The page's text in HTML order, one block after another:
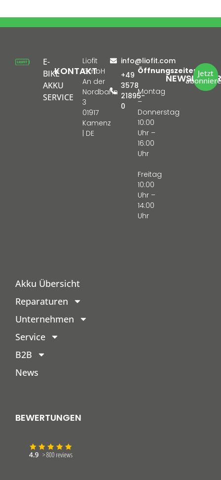
E-
BIKE
AKKU
SERVICE
KONTAKT
Liofit
GmbH
An der
Nordbahn
3
01917
Kamenz
| DE
info@liofit.com
+49
3578
21895-
0
Öffnungszeiten:
Montag
–
Donnerstag
10:00
Uhr –
16:00
Uhr
Freitag
10:00
Uhr –
14:00
Uhr
NEWSLETTER
Jetzt
Akku Übersicht
Reparaturen
Unternehmen
Service
B2B
News
BEWERTUNGEN